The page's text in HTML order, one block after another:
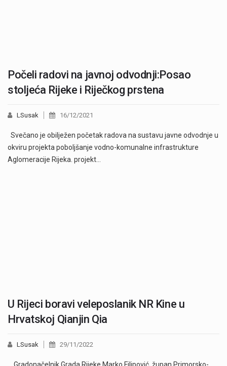
Počeli radovi na javnoj odvodnji:Posao
stoljeća Rijeke i Riječkog prstena
LSusak 16/12/2021
Svečano je obilježen početak radova na sustavu javne odvodnje u
okviru projekta poboljšanje vodno-komunalne infrastrukture
Aglomeracije Rijeka. projekt…
U Rijeci boravi veleposlanik NR Kine u
Hrvatskoj Qianjin Qia
LSusak 29/11/2022